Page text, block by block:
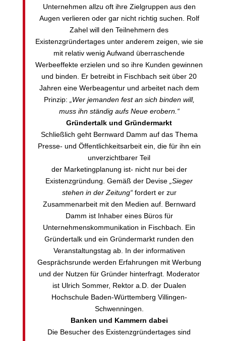
Unternehmen allzu oft ihre Zielgruppen aus den
Augen verlieren oder gar nicht richtig suchen. Rolf
Zahel will den Teilnehmern des
Existenzgründertages unter anderem zeigen, wie sie
mit relativ wenig Aufwand überraschende
Werbeeffekte erzielen und so ihre Kunden gewinnen
und binden. Er betreibt in Fischbach seit über 20
Jahren eine Werbeagentur und arbeitet nach dem
Prinzip: „Wer jemanden fest an sich binden will,
muss ihn ständig aufs Neue erobern.“
Gründertalk und Gründermarkt
Schließlich geht Bernward Damm auf das Thema
Presse- und Öffentlichkeitsarbeit ein, die für ihn ein
unverzichtbarer Teil
der Marketingplanung ist- nicht nur bei der
Existenzgründung. Gemäß der Devise „Sieger
stehen in der Zeitung“ fordert er zur
Zusammenarbeit mit den Medien auf. Bernward
Damm ist Inhaber eines Büros für
Unternehmenskommunikation in Fischbach. Ein
Gründertalk und ein Gründermarkt runden den
Veranstaltungstag ab. In der informativen
Gesprächsrunde werden Erfahrungen mit Werbung
und der Nutzen für Gründer hinterfragt. Moderator
ist Ulrich Sommer, Rektor a.D. der Dualen
Hochschule Baden-Württemberg Villingen-
Schwenningen.
Banken und Kammern dabei
Die Besucher des Existenzgründertages sind